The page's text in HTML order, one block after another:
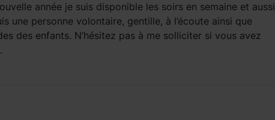
année je suis disponible les soirs en semaine et aussi
une personne volontaire, gentille, à l’écoute ainsi que
des enfants. N’hésitez pas à me solliciter si vous avez